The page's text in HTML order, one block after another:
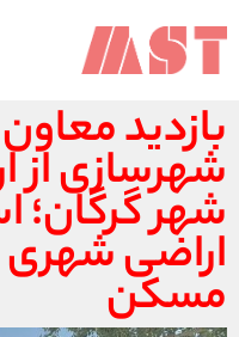
بازدید
شهرسازی از
شهر گرگان؛
اراضی شهری
مسکن